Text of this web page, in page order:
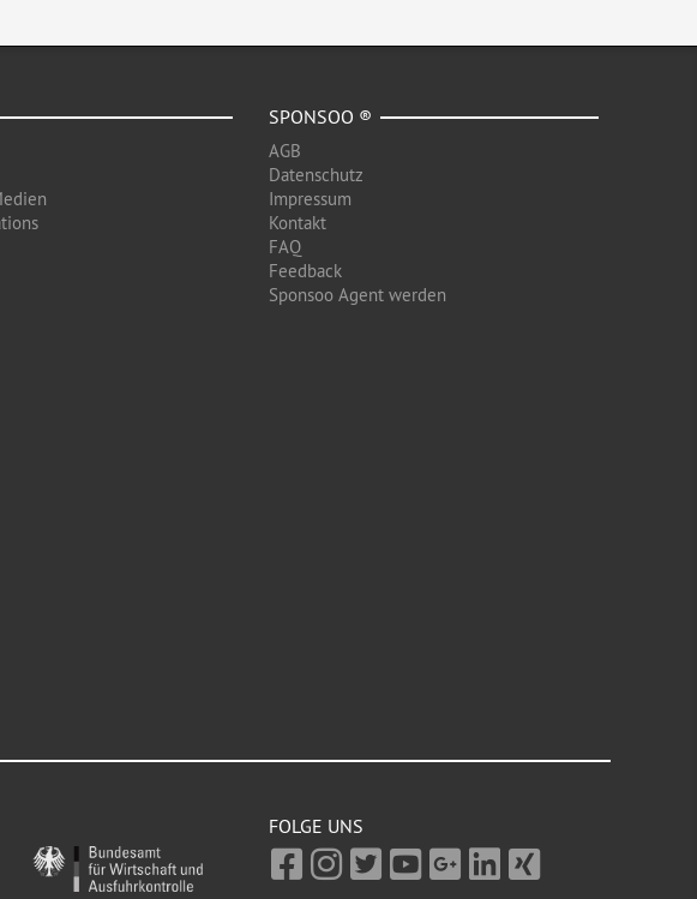
SPONSOO ®
AGB
Datenschutz
Impressum
Kontakt
FAQ
Feedback
Sponsoo Agent werden
FOLGE UNS